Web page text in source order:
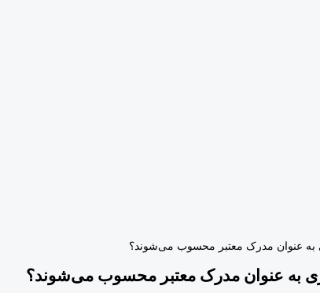
عنوان مدرک معتبر محسوب می‌شوند؟
به عنوان مدرک معتبر محسوب می‌شوند؟